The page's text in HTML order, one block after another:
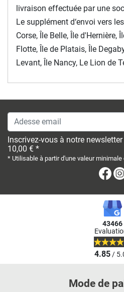
livraison effectuée par une
Le supplément d‘envoi vers
Corse, Île Belle, Île d'Hernière,
Flotte, Île de Platais, Île
Levant, Île Nancy, Le Lion de
Adesse email
Inscrivez-vous à notre
10,00 € *
* Utilisable à partir d'une valeur minimale
43466
4.85/
Mode de